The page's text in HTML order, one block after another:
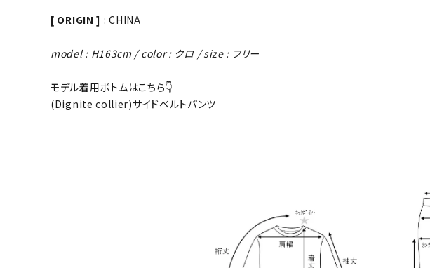
[ ORIGIN ] : CHINA
model : H163cm / color : クロ / size : フリー
モデル着用ボトムはこちら👇
(Dignite collier)サイドベルトパンツ